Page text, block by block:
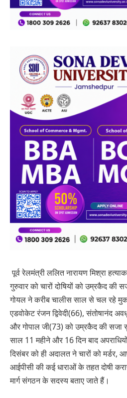
पूर्व रेलमंत्री ललित नारायण मिश्रा
गुरुवार को चारों दोषियों को उम्रकैद की
गोयल ने करीब चालीस साल से चल रहे
एडवोकेट रंजन द्विवेदी(66), संतोषानंद
और गोपाल जी(73) को उम्रकैद की सजा
साल 11 महीने और 16 दिन बाद
दिसंबर को ही अदालत ने चारों को मर्डर,
आईपीसी की कई धाराओं के तहत दोषी
मार्ग संगठन के सदस्य बताए जाते हैं।